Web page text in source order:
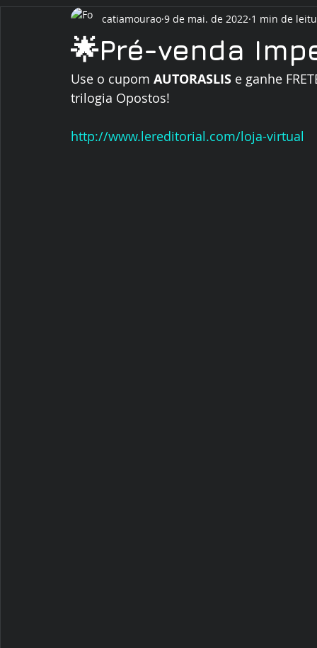
audiobook
🌟Pré-venda
catiamourao 9 de mai. de 2022 1 min de
Use o cupom AUTORASLIS e ganhe
trilogia Opostos!
http://www.lereditorial.com/loja-virtual